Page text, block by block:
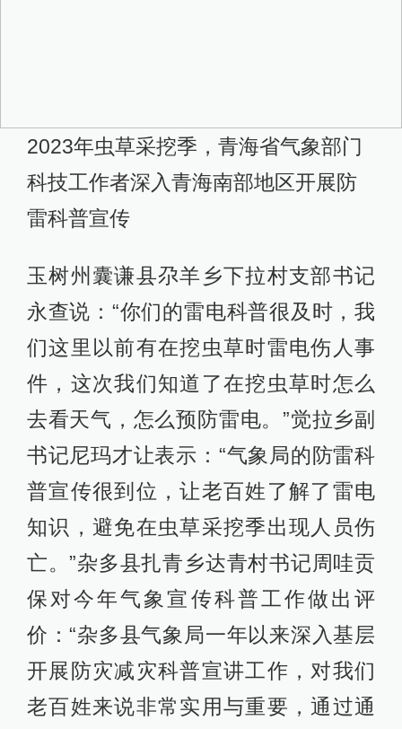
2023年虫草采挖季，青海省气象部门
科技工作者深入青海南部地区开展防
雷科普宣传
玉树州囊谦县尕羊乡下拉村支部书记
永查说：“你们的雷电科普很及时，我
们这里以前有在挖虫草时雷电伤人事
件，这次我们知道了在挖虫草时怎么
去看天气，怎么预防雷电。”觉拉乡副
书记尼玛才让表示：“气象局的防雷科
普宣传很到位，让老百姓了解了雷电
知识，避免在虫草采挖季出现人员伤
亡。”杂多县扎青乡达青村书记周哇贡
保对今年气象宣传科普工作做出评
价：“杂多县气象局一年以来深入基层
开展防灾减灾科普宣讲工作，对我们
老百姓来说非常实用与重要，通过通